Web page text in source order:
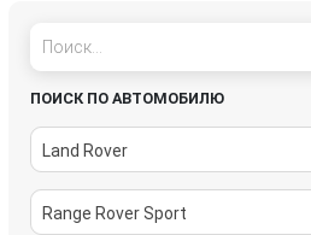
система охлаждения
стекла
топливная система
ПОИСК ПО АВТОМОБИЛЮ
Land Rover
Range Rover Sport